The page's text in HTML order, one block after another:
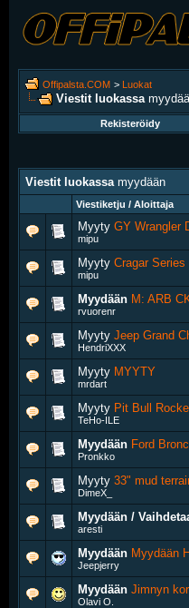
Offipalsta.COM > Luokat
Viestit luokassa
Rekisteröidy
Viestit luokassa myydään
Viestiketju / Aloittaja
Myyty GY Wrangler
mipu
Myyty Cragar
mipu
Myydään M: ARB
rvuorenr
Myyty Jeep Grand
HendriXXX
Myyty MYYTY
mrdart
Myyty Pit Bull
TeHo-ILE
Myydään Ford
Pronkko
Myyty 33" mud
DimeX_
Myydään /
aresti
Myydään Myydään
Jeepjerry
Myydään Jimnyn
Olavi O.